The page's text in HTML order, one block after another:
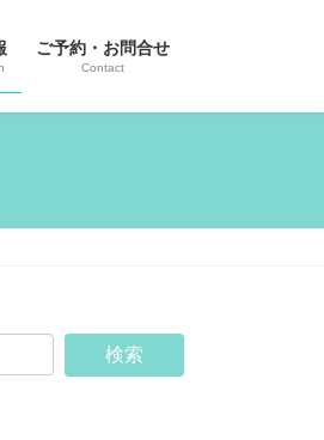
ご予約・お問合せ
Contact